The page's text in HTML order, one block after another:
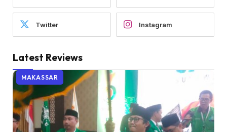
Twitter Instagram
Latest Reviews
MAKASSAR